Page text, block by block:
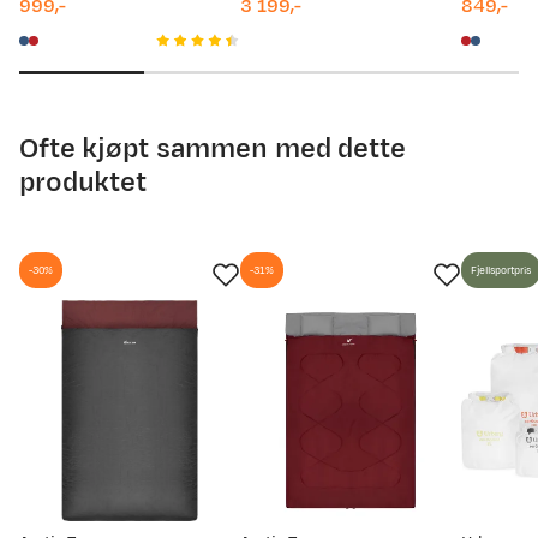
10.08.2025 1 199,-
price
999,- 3 199,-
price
849,-
Ofte kjøpt sammen med dette
produktet
-30% -31% Fjellsportpris